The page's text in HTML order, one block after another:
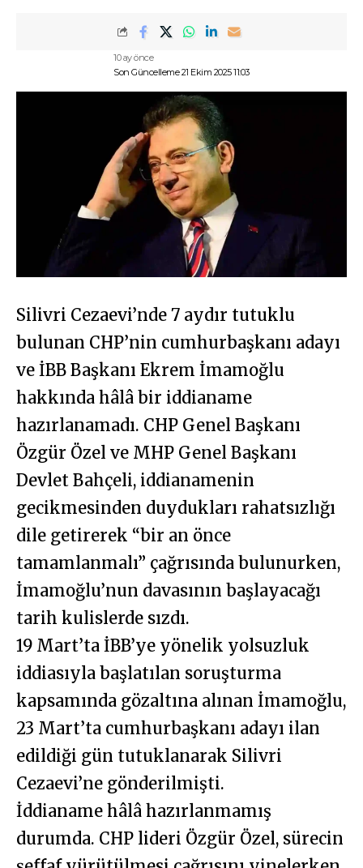
Son Güncelleme 21 Ekim 2025 11:03
10 ay önce
Silivri Cezaevi’nde 7 aydır tutuklu
bulunan CHP’nin cumhurbaşkanı adayı
ve İBB Başkanı Ekrem İmamoğlu
hakkında hâlâ bir iddianame
hazırlanamadı. CHP Genel Başkanı
Özgür Özel ve MHP Genel Başkanı
Devlet Bahçeli, iddianamenin
gecikmesinden duydukları rahatsızlığı
dile getirerek “bir an önce
tamamlanmalı” çağrısında bulunurken,
İmamoğlu’nun davasının başlayacağı
tarih kulislerde sızdı.
19 Mart’ta İBB’ye yönelik yolsuzluk
iddiasıyla başlatılan soruşturma
kapsamında gözaltına alınan İmamoğlu,
23 Mart’ta cumhurbaşkanı adayı ilan
edildiği gün tutuklanarak Silivri
Cezaevi’ne gönderilmişti.
İddianame hâlâ hazırlanmamış
durumda. CHP lideri Özgür Özel, sürecin